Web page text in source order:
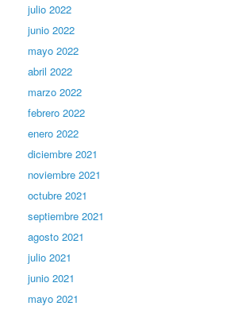
julio 2022
junio 2022
mayo 2022
abril 2022
marzo 2022
febrero 2022
enero 2022
diciembre 2021
noviembre 2021
octubre 2021
septiembre 2021
agosto 2021
julio 2021
junio 2021
mayo 2021